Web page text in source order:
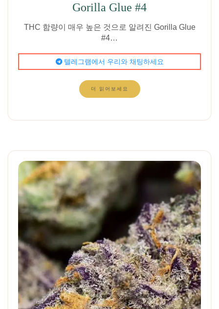
5.00
로 평가됨
Gorilla Glue #4
THC 함량이 매우 높은 것으로 알려진 Gorilla Glue
#4…
텔레그램에서 우리와 채팅하세요
더 읽어보세요